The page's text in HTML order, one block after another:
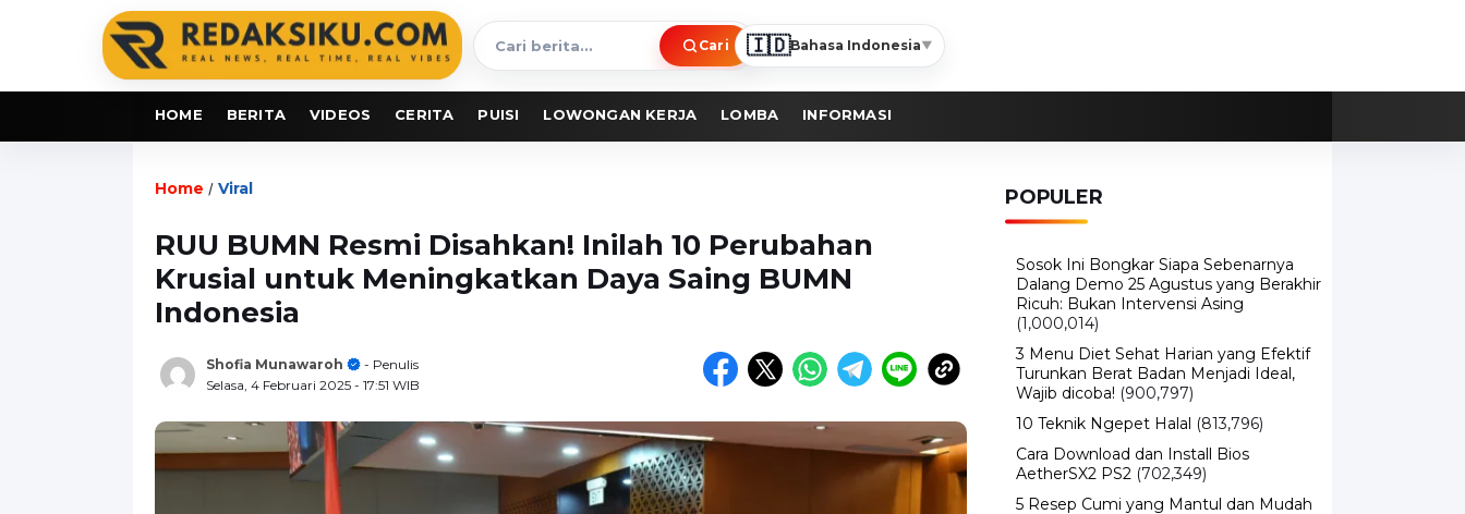
Cari
berita
Cari 🇮🇩Bahasa Indonesia▼
HOME BERITA VIDEOS CERITA PUISI LOWONGAN KERJA LOMBA INFORMASI
Home / Viral
RUU BUMN Resmi Disahkan! Inilah 10 Perubahan
Krusial untuk Meningkatkan Daya Saing BUMN
Indonesia
Shofia Munawaroh
- Penulis
Selasa, 4 Februari 2025 - 17:51 WIB
POPULER
Sosok Ini Bongkar Siapa Sebenarnya
Dalang Demo 25 Agustus yang Berakhir
Ricuh: Bukan Intervensi Asing
(1,000,014)
3 Menu Diet Sehat Harian yang Efektif
Turunkan Berat Badan Menjadi Ideal,
Wajib dicoba! (900,797)
10 Teknik Ngepet Halal (813,796)
Cara Download dan Install Bios
AetherSX2 PS2 (702,349)
5 Resep Cumi yang Mantul dan Mudah